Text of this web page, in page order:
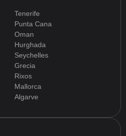
Tenerife
Punta Cana
Oman
Hurghada
Seychelles
Grecia
Rixos
Mallorca
Algarve